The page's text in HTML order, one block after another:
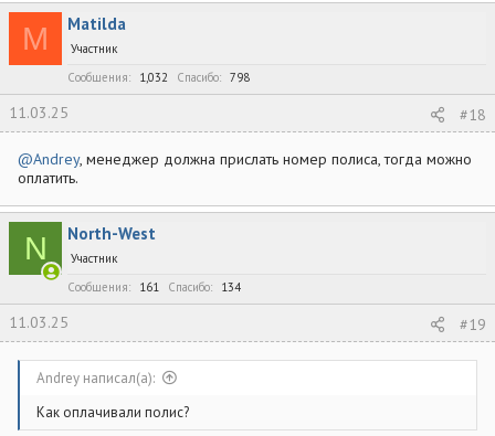
возможно кому-то пригодится.
M Matilda
Участник
Сообщения
1,032 Спасибо 798
11.03.25 #18
@Andrey, менеджер должна прислать номер полиса, тогда можно
оплатить.
N North-West
Участник
Сообщения
161 Спасибо 134
11.03.25 #19
Andrey написал(а):
Как оплачивали полис?